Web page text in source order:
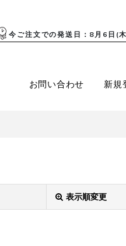
今ご注文での発送日 8月6日(
お問い合わせ 新規
表示順変更